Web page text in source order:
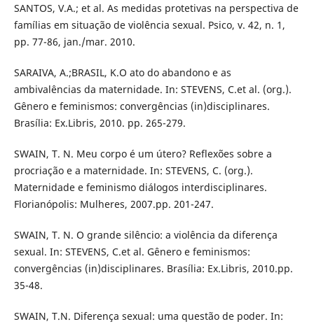
SANTOS, V.A.; et al. As medidas protetivas na perspectiva de
famílias em situação de violência sexual. Psico, v. 42, n. 1,
pp. 77-86, jan./mar. 2010.
SARAIVA, A.;BRASIL, K.O ato do abandono e as
ambivalências da maternidade. In: STEVENS, C.et al. (org.).
Gênero e feminismos: convergências (in)disciplinares.
Brasília: Ex.Libris, 2010. pp. 265-279.
SWAIN, T. N. Meu corpo é um útero? Reflexões sobre a
procriação e a maternidade. In: STEVENS, C. (org.).
Maternidade e feminismo diálogos interdisciplinares.
Florianópolis: Mulheres, 2007.pp. 201-247.
SWAIN, T. N. O grande silêncio: a violência da diferença
sexual. In: STEVENS, C.et al. Gênero e feminismos:
convergências (in)disciplinares. Brasília: Ex.Libris, 2010.pp.
35-48.
SWAIN, T.N. Diferença sexual: uma questão de poder. In: